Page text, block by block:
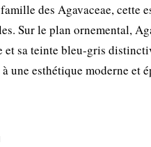
des Agavaceae, cette
Sur le plan ornemental,
sa teinte bleu-gris
esthétique moderne et